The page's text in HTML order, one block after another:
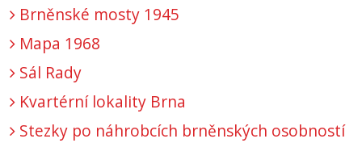
Brněnské mosty 1945
Mapa 1968
Sál Rady
Kvartérní lokality Brna
Stezky po náhrobcích brněnských osobností